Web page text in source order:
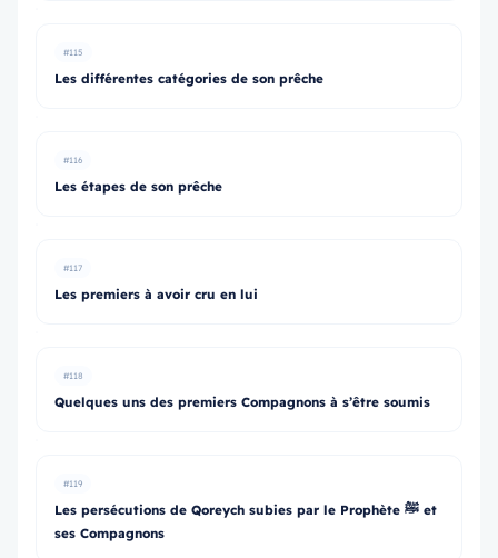
#115
Les différentes catégories de son prêche
#116
Les étapes de son prêche
#117
Les premiers à avoir cru en lui
#118
Quelques uns des premiers Compagnons à s’être soumis
#119
Les persécutions de Qoreych subies par le Prophète ﷺ et
ses Compagnons